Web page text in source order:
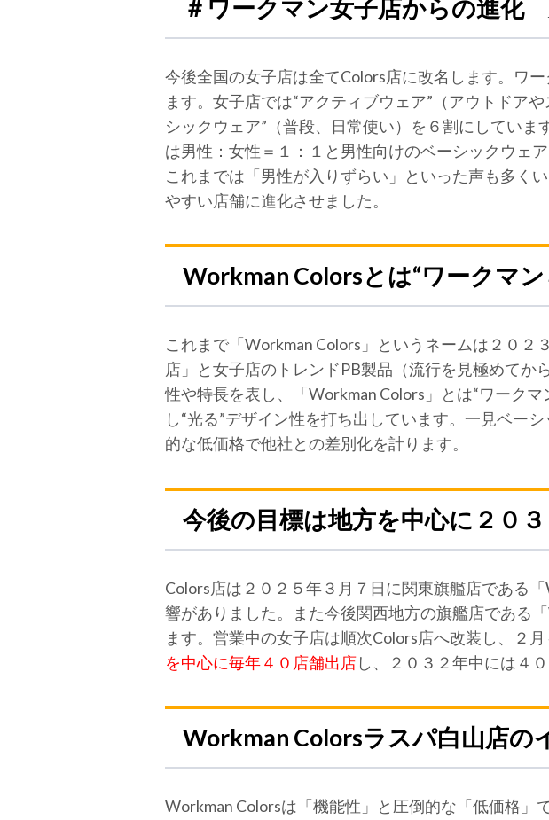
＃ワークマン女子店からの進化
今後全国の女子店は全てColors店に改名します。ワ
ます。女子店では“アクティブウェア”（アウトドア
シックウェア”（普段、日常使い）を６割にしてい
は男性：女性＝１：１と男性向けのベーシックウェ
これまでは「男性が入りずらい」といった声も多く
やすい店舗に進化させました。
Workman Colorsとは“ワークマ
これまで「Workman Colors」というネームは２０
店」と女子店のトレンドPB製品（流行を見極めて
性や特長を表し、「Workman Colors」とは“ワー
し“光る”デザイン性を打ち出しています。一見ベー
的な低価格で他社との差別化を計ります。
今後の目標は地方を中心に２０
Colors店は２０２５年３月７日に関東旗艦店である
響がありました。また今後関西地方の旗艦店である
ます。営業中の女子店は順次Colors店へ改装し、２
を中心に毎年４０店舗出店し、２０３２年中には４
Workman Colorsラスパ白山店の
Workman Colorsは「機能性」と圧倒的な「低価格」